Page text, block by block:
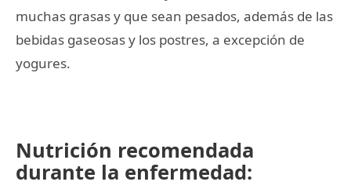
muchas grasas y que sean pesados, además de las
bebidas gaseosas y los postres, a excepción de
yogures.
Nutrición recomendada
durante la enfermedad: